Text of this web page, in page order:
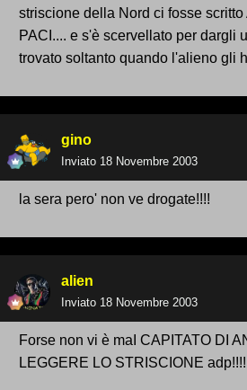
striscione della Nord ci fosse
PACI.... e s'è scervellato per dargli
trovato soltanto quando l'alieno gli
gino
Inviato 18 Novembre 2003
la sera pero' non ve drogate!!!!
alien
Inviato 18 Novembre 2003
Forse non vi è maI CAPITATO DI
LEGGERE LO STRISCIONE